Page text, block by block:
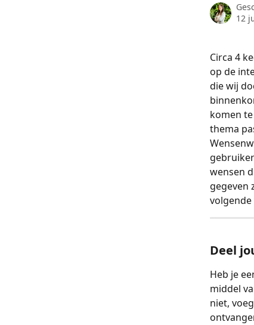
12
Circa 4
op de
die wij
komen
thema
wensen
gegeven
volgende
Deel
Heb je
middel
niet,